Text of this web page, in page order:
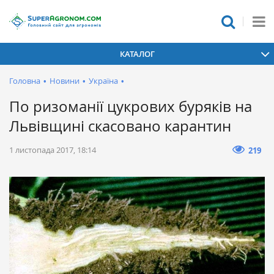
КАТАЛОГ
Головна • Новини • Україна •
По ризоманії цукрових буряків на
Львівщині скасовано карантин
1 листопада 2017, 18:14 219